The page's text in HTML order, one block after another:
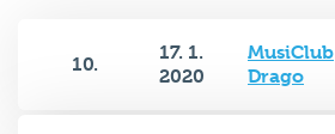
10.
17. 1.
2020
MusiClub
Drago